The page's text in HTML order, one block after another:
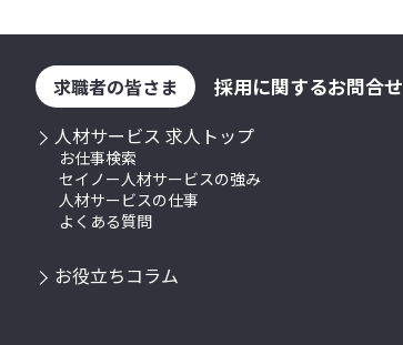
求職者の皆さま 採用に関するお問合せ
人材サービス 求人トップ
お仕事検索
セイノー人材サービスの強み
人材サービスの仕事
よくある質問
お役立ちコラム